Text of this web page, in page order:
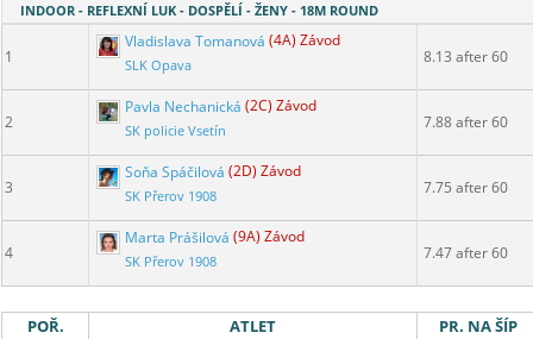
INDOOR - REFLEXNÍ LUK - DOSPĚLÍ - ŽENY - 18M ROUND
1
Vladislava Tomanová (4A) Závod
SLK Opava 8.13 after 60
2
Pavla Nechanická (2C) Závod
SK policie Vsetín 7.88 after 60
3
Soňa Spáčilová (2D) Závod
SK Přerov 1908 7.75 after 60
4
Marta Prášilová (9A) Závod
SK Přerov 1908 7.47 after 60
POŘ. ATLET PR. NA ŠÍP